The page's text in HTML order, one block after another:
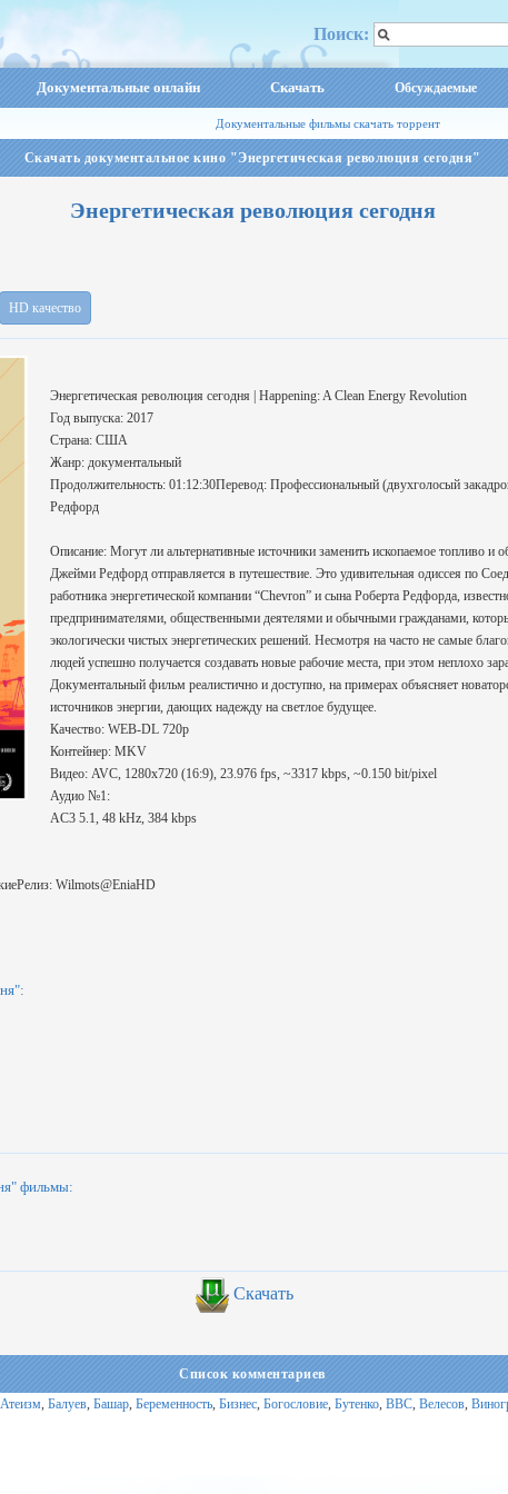
Поиск:
Документальные онлайн Скачать Обсуждаемые
Документальные фильмы скачать торрент
Скачать документальное кино "Энергетическая революция сегодня"
Энергетическая революция сегодня
HD качество
Энергетическая революция сегодня | Happening: A Clean Energy Revolution
Год выпуска: 2017
Страна: США
Жанр: документальный
Продолжительность: 01:12:30Перевод: Профессиональный (двухголосый
Редфорд
Описание: Могут ли альтернативные источники заменить ископаемое топливо и
Джейми Редфорд отправляется в путешествие. Это удивительная одиссея по
работника энергетической компании “Chevron” и сына Роберта Редфорда,
предпринимателями, общественными деятелями и обычными гражданами,
экологически чистых энергетических решений. Несмотря на часто не самые
людей успешно получается создавать новые рабочие места, при этом неплохо
Документальный фильм реалистично и доступно, на примерах объясняет
источников энергии, дающих надежду на светлое будущее.
Качество: WEB-DL 720p
Контейнер: MKV
Видео: AVC, 1280x720 (16:9), 23.976 fps, ~3317 kbps, ~0.150 bit/pixel
Аудио №1:
AC3 5.1, 48 kHz, 384 kbps
Wilmots@EniaHD
фильмы:
Скачать
Список комментариев
Атеизм Балуев Башар Беременность Бизнес Богословие Бутенко ВВС Велесов